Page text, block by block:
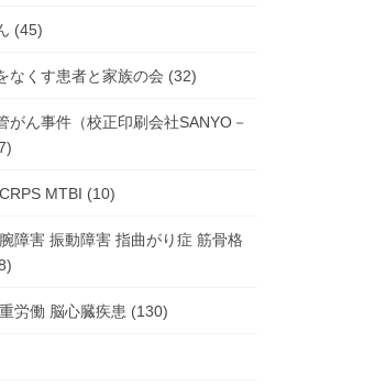
(45)
なくす患者と家族の会 (32)
がん事件（校正印刷会社SANYO－
MTBI (10)
障害 振動障害 指曲がり症 筋骨格
労働 脳心臓疾患 (130)